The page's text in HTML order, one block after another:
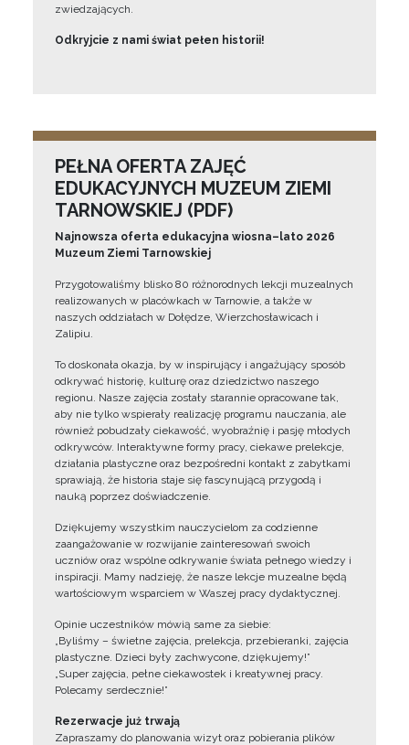
zwiedzających.
Odkryjcie z nami świat pełen historii!
PEŁNA OFERTA ZAJĘĆ
EDUKACYJNYCH MUZEUM ZIEMI
TARNOWSKIEJ (PDF)
Najnowsza oferta edukacyjna wiosna–lato 2026
Muzeum Ziemi Tarnowskiej
Przygotowaliśmy blisko 80 różnorodnych lekcji muzealnych
realizowanych w placówkach w Tarnowie, a także w
naszych oddziałach w Dołędze, Wierzchosławicach i
Zalipiu.
To doskonała okazja, by w inspirujący i angażujący sposób
odkrywać historię, kulturę oraz dziedzictwo naszego
regionu. Nasze zajęcia zostały starannie opracowane tak,
aby nie tylko wspierały realizację programu nauczania, ale
również pobudzały ciekawość, wyobraźnię i pasję młodych
odkrywców. Interaktywne formy pracy, ciekawe prelekcje,
działania plastyczne oraz bezpośredni kontakt z zabytkami
sprawiają, że historia staje się fascynującą przygodą i
nauką poprzez doświadczenie.
Dziękujemy wszystkim nauczycielom za codzienne
zaangażowanie w rozwijanie zainteresowań swoich
uczniów oraz wspólne odkrywanie świata pełnego wiedzy i
inspiracji. Mamy nadzieję, że nasze lekcje muzealne będą
wartościowym wsparciem w Waszej pracy dydaktycznej.
Opinie uczestników mówią same za siebie:
„Byliśmy – świetne zajęcia, prelekcja, przebieranki, zajęcia
plastyczne. Dzieci były zachwycone, dziękujemy!”
„Super zajęcia, pełne ciekawostek i kreatywnej pracy.
Polecamy serdecznie!”
Rezerwacje już trwają
Zapraszamy do planowania wizyt oraz pobierania plików